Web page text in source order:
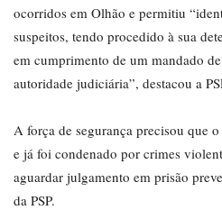
ocorridos em Olhão e permitiu
suspeitos, tendo procedido à sua
em cumprimento de um mandado
autoridade judiciária”, destacou a
A força de segurança precisou que
e já foi condenado por crimes
aguardar julgamento em prisão
da PSP.